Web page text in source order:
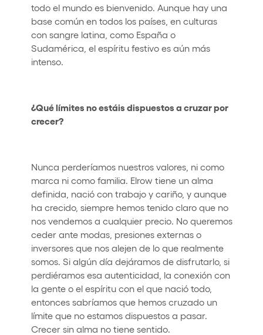
todo el mundo es bienvenido. Aunque hay una
base común en todos los países, en culturas
con sangre latina, como España o
Sudamérica, el espíritu festivo es aún más
intenso.
¿Qué límites no estáis dispuestos a cruzar por
crecer?
Nunca perderíamos nuestros valores, ni como
marca ni como familia. Elrow tiene un alma
definida, nació con trabajo y cariño, y aunque
ha crecido, siempre hemos tenido claro que no
nos vendemos a cualquier precio. No queremos
ceder ante modas, presiones externas o
inversores que nos alejen de lo que realmente
somos. Si algún día dejáramos de disfrutarlo, si
perdiéramos esa autenticidad, la conexión con
la gente o el espíritu con el que nació todo,
entonces sabríamos que hemos cruzado un
límite que no estamos dispuestos a pasar.
Crecer sin alma no tiene sentido.